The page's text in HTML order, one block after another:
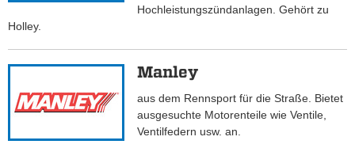
Hochleistungszündanlagen. Gehört zu
Holley.
Manley
aus dem Rennsport für die Straße. Bietet
ausgesuchte Motorenteile wie Ventile,
Ventilfedern usw. an.